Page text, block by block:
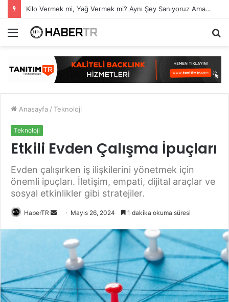
Kilo Vermek mi, Yağ Vermek mi? Aynı Şey Sanıyoruz Ama Değil!
Menü
Anasayfa / Teknoloji
Teknoloji
Etkili Evden Çalışma İpuçları
Evden çalışırken iş ilişkilerini yönetmek için
önemli ipuçları. İletişim, empati, dijital araçlar ve
sosyal etkinlikler gibi stratejiler.
HaberTR
Bir
göndermek
Mayıs 26, 2024 1 dakika okuma süresi